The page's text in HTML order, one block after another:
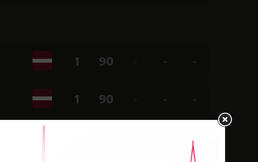
1 90 - - -
1 90 - - -